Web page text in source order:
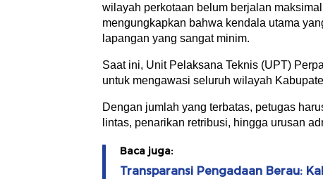
wilayah perkotaan belum berjalan
mengungkapkan bahwa kendala utama
lapangan yang sangat minim.
Saat ini, Unit Pelaksana Teknis (UPT)
untuk mengawasi seluruh wilayah
Dengan jumlah yang terbatas, petugas
lintas, penarikan retribusi, hingga urusan
Baca juga:
Transparansi Pengadaan Berau: